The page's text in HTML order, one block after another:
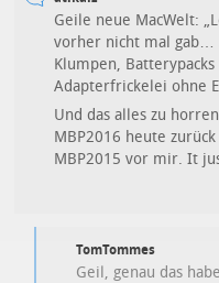
Geile neue MacWelt:
vorher nicht mal gab…
Klumpen,
Adapterfrickelei ohne
Und das alles zu
MBP2016 heute
MBP2015 vor mir. It
TomTommes
Geil, genau das